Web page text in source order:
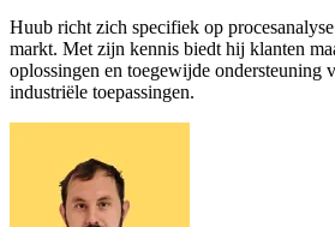
Huub richt zich specifiek op
markt. Met zijn kennis biedt hij klanten
oplossingen en toegewijde ondersteuning
industriële toepassingen.